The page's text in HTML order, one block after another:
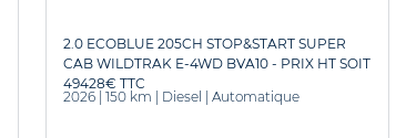
2.0 ECOBLUE 205CH STOP&START SUPER
CAB WILDTRAK E-4WD BVA10 - PRIX HT SOIT
49428€ TTC
2026| 150 km Diesel Automatique